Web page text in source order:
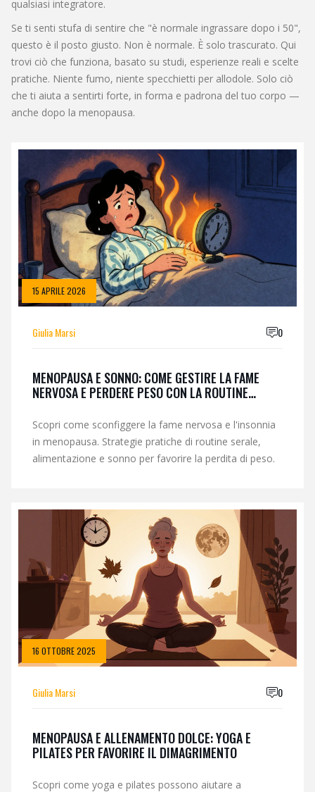
qualsiasi integratore.
Se ti senti stufa di sentire che "è normale ingrassare dopo i 50",
questo è il posto giusto. Non è normale. È solo trascurato. Qui
trovi ciò che funziona, basato su studi, esperienze reali e scelte
pratiche. Niente fumo, niente specchietti per allodole. Solo ciò
che ti aiuta a sentirti forte, in forma e padrona del tuo corpo —
anche dopo la menopausa.
15 APRILE 2026
Giulia Marsi 0
MENOPAUSA E SONNO: COME GESTIRE LA FAME
NERVOSA E PERDERE PESO CON LA ROUTINE
Scopri come sconfiggere la fame nervosa e l'insonnia
in menopausa. Strategie pratiche di routine serale,
alimentazione e sonno per favorire la perdita di peso.
16 OTTOBRE 2025
Giulia Marsi 0
MENOPAUSA E ALLENAMENTO DOLCE: YOGA E
PILATES PER FAVORIRE IL DIMAGRIMENTO
Scopri come yoga e pilates possono aiutare a